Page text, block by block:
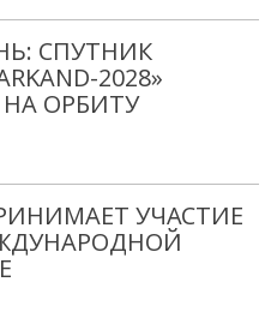
СПУТНИК
2028»
ОРБИТУ
УЧАСТИЕ